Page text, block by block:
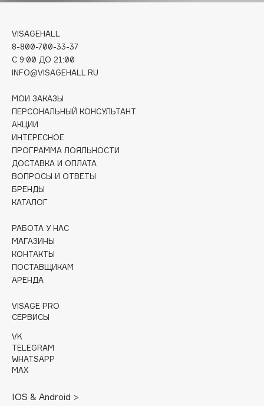
Clarette
Clarins
Clarins Precious
Clinique
Clive Christian
Club De Nuit
Consly
Corimo
CosRX
Crescina
Cunzite
D
DABO
DARLING*
Davines
VISAGEHALL
8-800-700-33-37
C 9:00 ДО 21:00
INFO@VISAGEHALL.RU
МОИ ЗАКАЗЫ
ПЕРСОНАЛЬНЫЙ КОНСУЛЬТАНТ
АКЦИИ
ИНТЕРЕСНОЕ
ПРОГРАММА ЛОЯЛЬНОСТИ
ДОСТАВКА И ОПЛАТА
ВОПРОСЫ И ОТВЕТЫ
БРЕНДЫ
КАТАЛОГ
РАБОТА У НАС
МАГАЗИНЫ
КОНТАКТЫ
ПОСТАВЩИКАМ
АРЕНДА
VISAGE PRO
СЕРВИСЫ
VK
TELEGRAM
WHATSAPP
MAX
IOS & Android >